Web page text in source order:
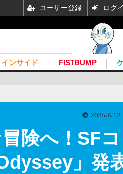
インサイド FISTBUMP
険へ！SF
」発
2025.6.12
ユーザー登録 ログ